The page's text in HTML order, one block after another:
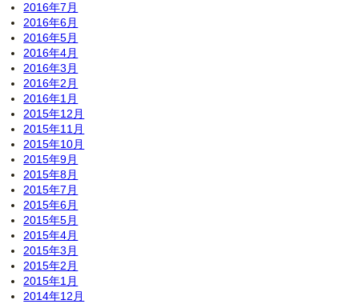
2016年7月
2016年6月
2016年5月
2016年4月
2016年3月
2016年2月
2016年1月
2015年12月
2015年11月
2015年10月
2015年9月
2015年8月
2015年7月
2015年6月
2015年5月
2015年4月
2015年3月
2015年2月
2015年1月
2014年12月